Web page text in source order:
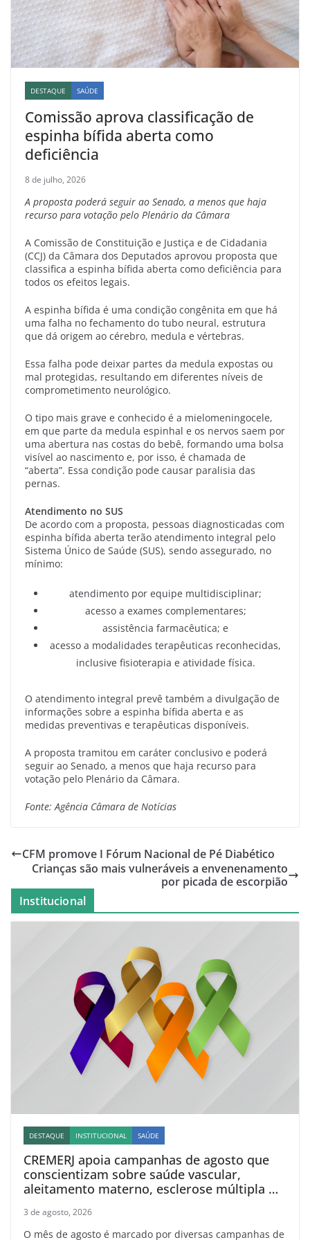
DESTAQUE SAÚDE
Comissão aprova classificação de
espinha bífida aberta como
deficiência
8 de julho, 2026
A proposta poderá seguir ao Senado, a menos que haja
recurso para votação pelo Plenário da Câmara
A Comissão de Constituição e Justiça e de Cidadania
(CCJ) da Câmara dos Deputados aprovou proposta que
classifica a espinha bífida aberta como deficiência para
todos os efeitos legais.
A espinha bífida é uma condição congênita em que há
uma falha no fechamento do tubo neural, estrutura
que dá origem ao cérebro, medula e vértebras.
Essa falha pode deixar partes da medula expostas ou
mal protegidas, resultando em diferentes níveis de
comprometimento neurológico.
O tipo mais grave e conhecido é a mielomeningocele,
em que parte da medula espinhal e os nervos saem por
uma abertura nas costas do bebê, formando uma bolsa
visível ao nascimento e, por isso, é chamada de
“aberta”. Essa condição pode causar paralisia das
pernas.
Atendimento no SUS
De acordo com a proposta, pessoas diagnosticadas com
espinha bífida aberta terão atendimento integral pelo
Sistema Único de Saúde (SUS), sendo assegurado, no
mínimo:
atendimento por equipe multidisciplinar;
acesso a exames complementares;
assistência farmacêutica; e
acesso a modalidades terapêuticas reconhecidas,
inclusive fisioterapia e atividade física.
O atendimento integral prevê também a divulgação de
informações sobre a espinha bífida aberta e as
medidas preventivas e terapêuticas disponíveis.
A proposta tramitou em caráter conclusivo e poderá
seguir ao Senado, a menos que haja recurso para
votação pelo Plenário da Câmara.
Fonte: Agência Câmara de Notícias
CFM promove I Fórum Nacional de Pé Diabético
Crianças são mais vulneráveis a envenenamento
por picada de escorpião
Institucional
DESTAQUE INSTITUCIONAL SAÚDE
CREMERJ apoia campanhas de agosto que
conscientizam sobre saúde vascular,
aleitamento materno, esclerose múltipla e
3 de agosto, 2026
O mês de agosto é marcado por diversas campanhas de